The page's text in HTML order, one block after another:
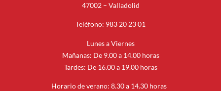
47002 – Valladolid
Teléfono: 983 20 23 01
Lunes a Viernes
Mañanas: De 9.00 a 14.00 horas
Tardes: De 16.00 a 19.00 horas
Horario de verano: 8.30 a 14.30 horas